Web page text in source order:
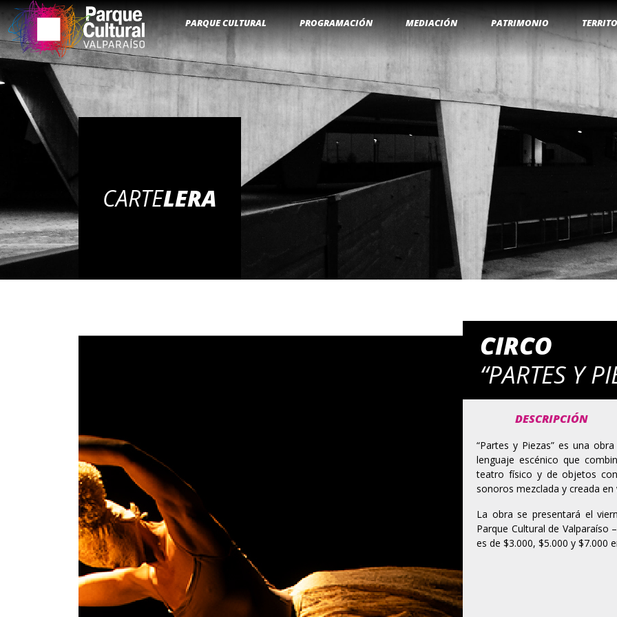
PARQUE CULTURAL PROGRAMACIÓN MEDIACIÓN PATRIMONIO
CARTELERA
CIRCO
“PARTES Y
DESCRIPCIÓN
“Partes y Piezas” es una
lenguaje escénico que
teatro físico y de objetos
sonoros mezclada y creada
La obra se presentará el
Parque Cultural de Valparaíso
es de $3.000, $5.000 y $7.000